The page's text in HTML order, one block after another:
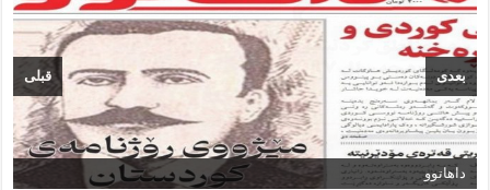
سیروان
قبلی بعدی